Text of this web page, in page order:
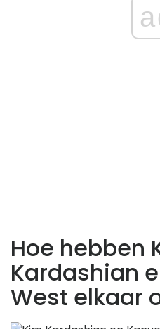
Hoe hebben
Kardashian
West elkaar